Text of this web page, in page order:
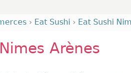
› Eat Sushi › Eat Sushi
Arènes